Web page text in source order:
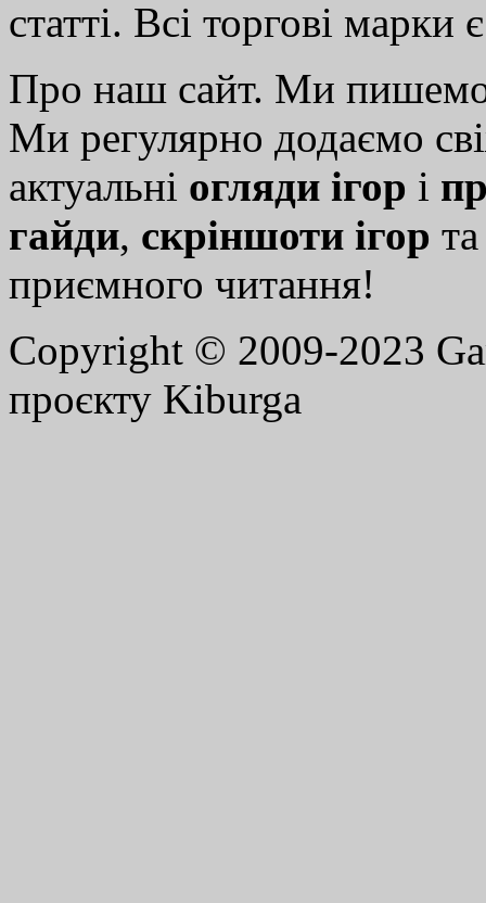
статті. Всі торгові марки
Про наш сайт. Ми
Ми регулярно додаємо
актуальні огляди ігор і
гайди, скріншоти ігор
приємного читання!
Copyright © 2009-2023
проєкту Kiburga